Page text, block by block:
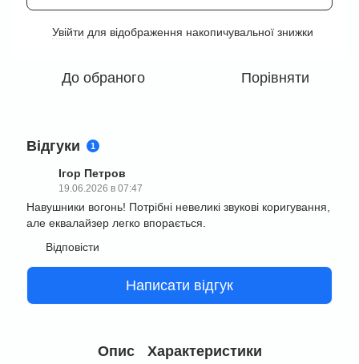
Увійти для відображення накопичувальної знижки
До обраного Порівняти
Відгуки 1
Ігор Петров
19.06.2026 в 07:47
Навушники вогонь! Потрібні невеликі звукові коригування,
але еквалайзер легко впорається.
Відповісти
Написати відгук
Опис Характеристики